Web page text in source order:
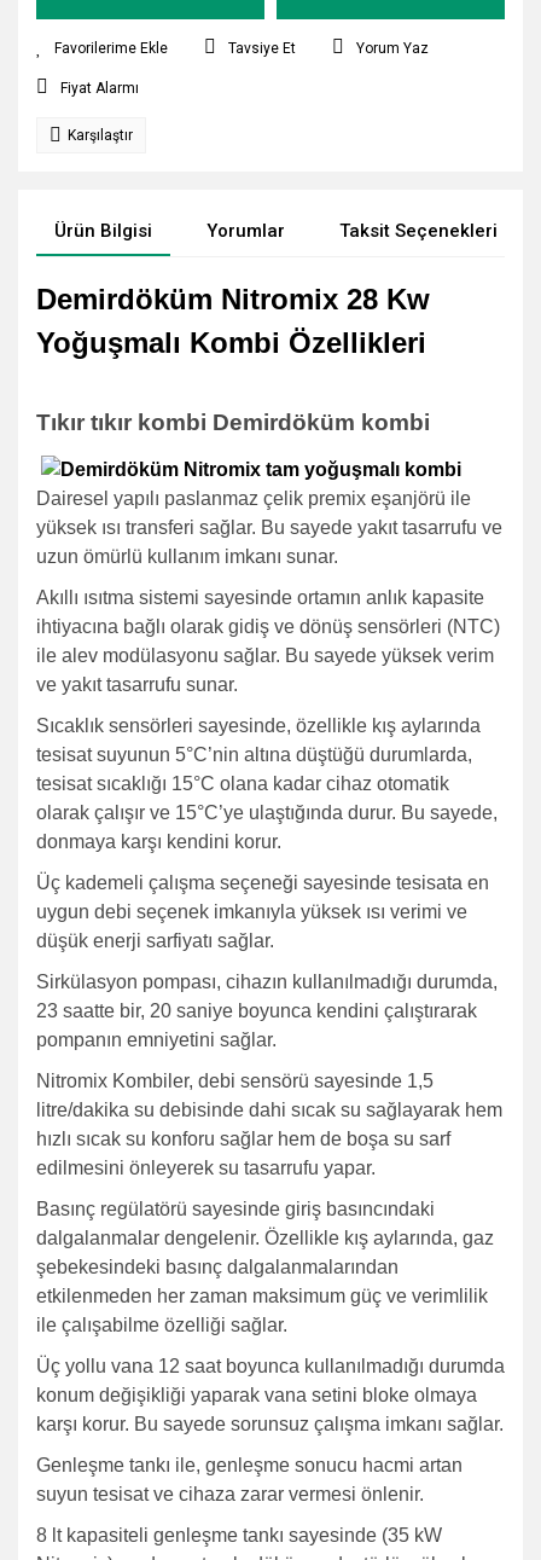
Tavsiye Et Yorum Yaz
Fiyat Alarmı
Karşılaştır
Ürün Bilgisi Yorumlar Taksit Seçenekleri
Demirdöküm Nitromix 28 Kw
Yoğuşmalı Kombi Özellikleri
Tıkır tıkır kombi Demirdöküm kombi
Dairesel yapılı paslanmaz çelik premix eşanjörü ile
yüksek ısı transferi sağlar. Bu sayede yakıt tasarrufu ve
uzun ömürlü kullanım imkanı sunar.
Akıllı ısıtma sistemi sayesinde ortamın anlık kapasite
ihtiyacına bağlı olarak gidiş ve dönüş sensörleri (NTC)
ile alev modülasyonu sağlar. Bu sayede yüksek verim
ve yakıt tasarrufu sunar.
Sıcaklık sensörleri sayesinde, özellikle kış aylarında
tesisat suyunun 5°C’nin altına düştüğü durumlarda,
tesisat sıcaklığı 15°C olana kadar cihaz otomatik
olarak çalışır ve 15°C’ye ulaştığında durur. Bu sayede,
donmaya karşı kendini korur.
Üç kademeli çalışma seçeneği sayesinde tesisata en
uygun debi seçenek imkanıyla yüksek ısı verimi ve
düşük enerji sarfiyatı sağlar.
Sirkülasyon pompası, cihazın kullanılmadığı durumda,
23 saatte bir, 20 saniye boyunca kendini çalıştırarak
pompanın emniyetini sağlar.
Nitromix Kombiler, debi sensörü sayesinde 1,5
litre/dakika su debisinde dahi sıcak su sağlayarak hem
hızlı sıcak su konforu sağlar hem de boşa su sarf
edilmesini önleyerek su tasarrufu yapar.
Basınç regülatörü sayesinde giriş basıncındaki
dalgalanmalar dengelenir. Özellikle kış aylarında, gaz
şebekesindeki basınç dalgalanmalarından
etkilenmeden her zaman maksimum güç ve verimlilik
ile çalışabilme özelliği sağlar.
Üç yollu vana 12 saat boyunca kullanılmadığı durumda
konum değişikliği yaparak vana setini bloke olmaya
karşı korur. Bu sayede sorunsuz çalışma imkanı sağlar.
Genleşme tankı ile, genleşme sonucu hacmi artan
suyun tesisat ve cihaza zarar vermesi önlenir.
8 lt kapasiteli genleşme tankı sayesinde (35 kW